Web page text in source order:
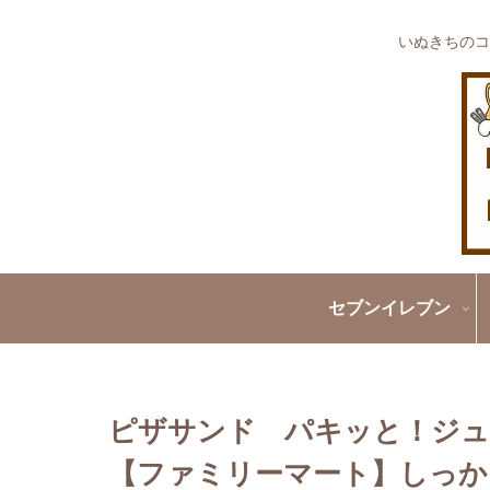
いぬきちの
セブンイレブン
ピザサンド パキッと！ジ
【ファミリーマート】しっ